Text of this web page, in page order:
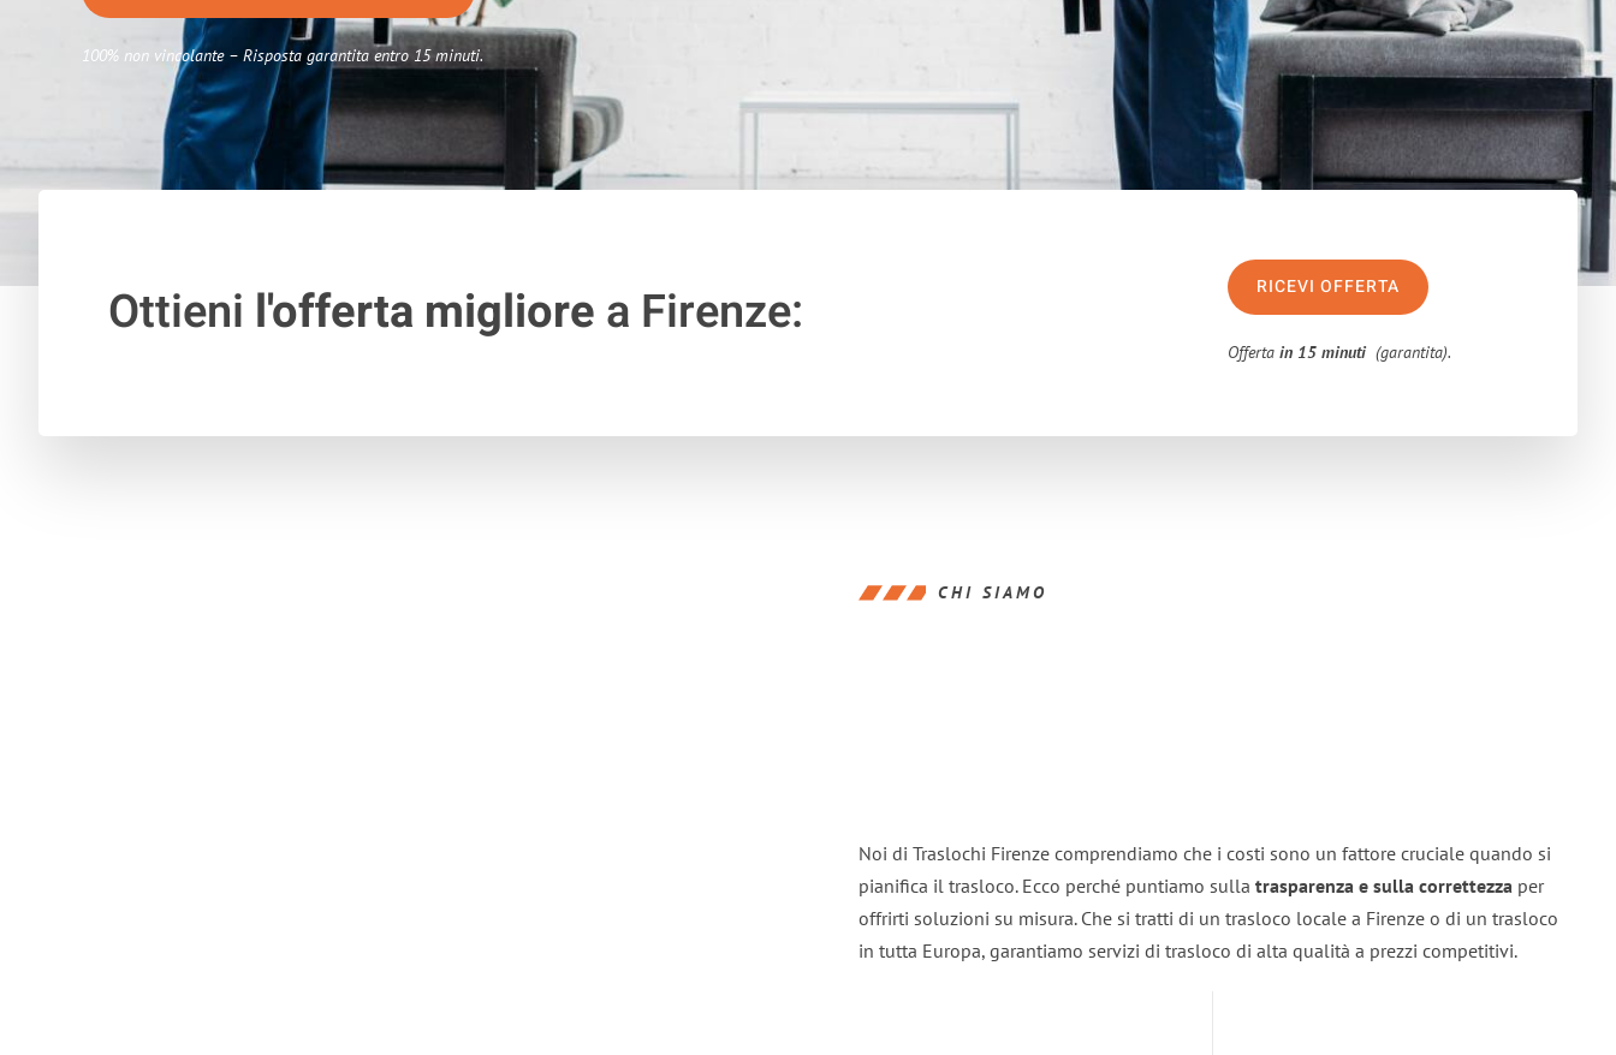
100% non vincolante – Risposta garantita entro 15 minuti.
Ottieni l'offerta migliorea Firenze: RICEVI OFFERTA
Offertain 15 minuti (garantita).
CHI SIAMO
Noi di Traslochi Firenze comprendiamo che i costi sono un fattore cruciale quando si
pianifica il trasloco. Ecco perché puntiamo sulla trasparenza e sulla correttezza per
offrirti soluzioni su misura. Che si tratti di un trasloco locale a Firenze o di un trasloco
in tutta Europa, garantiamo servizi di trasloco di alta qualità a prezzi competitivi.